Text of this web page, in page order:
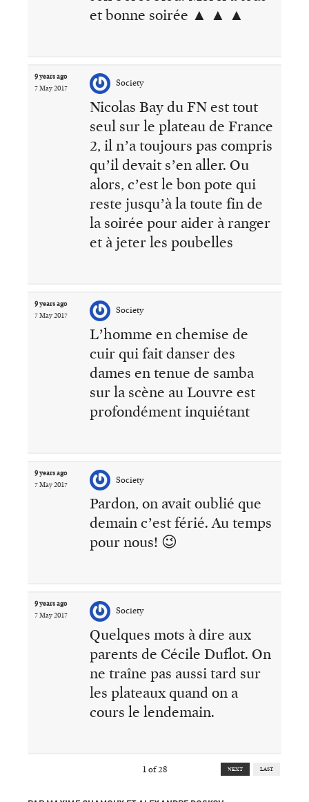
et bonne soirée ▲ ▲ ▲
9 years ago
7 May 2017
Society
Nicolas Bay du FN est tout
seul sur le plateau de France
2, il n’a toujours pas compris
qu’il devait s’en aller. Ou
alors, c’est le bon pote qui
reste jusqu’à la toute fin de
la soirée pour aider à ranger
et à jeter les poubelles
9 years ago
7 May 2017
Society
L’homme en chemise de
cuir qui fait danser des
dames en tenue de samba
sur la scène au Louvre est
profondément inquiétant
9 years ago
7 May 2017
Society
Pardon, on avait oublié que
demain c’est férié. Au temps
pour nous! 😉
9 years ago
7 May 2017
Society
Quelques mots à dire aux
parents de Cécile Duflot. On
ne traîne pas aussi tard sur
les plateaux quand on a
cours le lendemain.
1of28 NEXT LAST